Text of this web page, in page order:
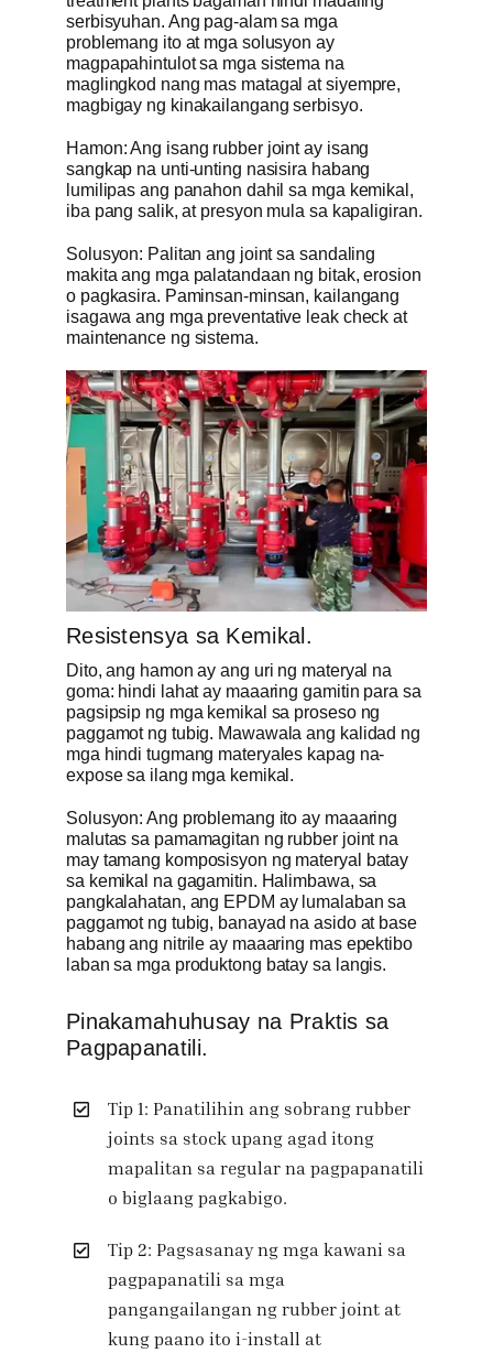
serbisyuhan. Ang pag-alam sa mga
problemang ito at mga solusyon ay
magpapahintulot sa mga sistema na
maglingkod nang mas matagal at siyempre,
magbigay ng kinakailangang serbisyo.
Hamon: Ang isang rubber joint ay isang
sangkap na unti-unting nasisira habang
lumilipas ang panahon dahil sa mga kemikal,
iba pang salik, at presyon mula sa kapaligiran.
Solusyon: Palitan ang joint sa sandaling
makita ang mga palatandaan ng bitak, erosion
o pagkasira. Paminsan-minsan, kailangang
isagawa ang mga preventative leak check at
maintenance ng sistema.
Resistensya sa Kemikal.
Dito, ang hamon ay ang uri ng materyal na
goma: hindi lahat ay maaaring gamitin para sa
pagsipsip ng mga kemikal sa proseso ng
paggamot ng tubig. Mawawala ang kalidad ng
mga hindi tugmang materyales kapag na-
expose sa ilang mga kemikal.
Solusyon: Ang problemang ito ay maaaring
malutas sa pamamagitan ng rubber joint na
may tamang komposisyon ng materyal batay
sa kemikal na gagamitin. Halimbawa, sa
pangkalahatan, ang EPDM ay lumalaban sa
paggamot ng tubig, banayad na asido at base
habang ang nitrile ay maaaring mas epektibo
laban sa mga produktong batay sa langis.
Pinakamahuhusay na Praktis sa
Pagpapanatili.
Tip 1: Panatilihin ang sobrang rubber
joints sa stock upang agad itong
mapalitan sa regular na pagpapanatili
o biglaang pagkabigo.
Tip 2: Pagsasanay ng mga kawani sa
pagpapanatili sa mga
pangangailangan ng rubber joint at
kung paano ito i-install at